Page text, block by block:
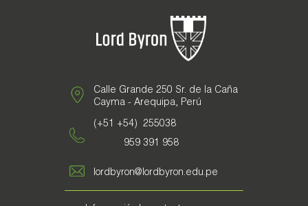
Calle Grande 250 Sr. de la Caña
Cayma - Arequipa, Perú
(+51 +54) 255038
959 391 958
lordbyron@lordbyron.edu.pe